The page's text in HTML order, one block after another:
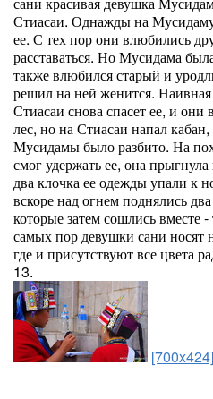
Стиасаи. Однажды на
ее. С тех пор они влюбились
расставаться. Но Мусидама
также влюбился старый и
решил на ней женится. Наивная
Стиасаи снова спасет ее, и
лес, но на Стиасаи напал
Мусидамы было разбито. На
смог удержать ее, она прыгнула
два клочка ее одежды упали к
вскоре над огнем поднялись
которые затем сошлись вместе
самых пор девушки сани носят
где и присутствуют все цвета
13.
[700x424]